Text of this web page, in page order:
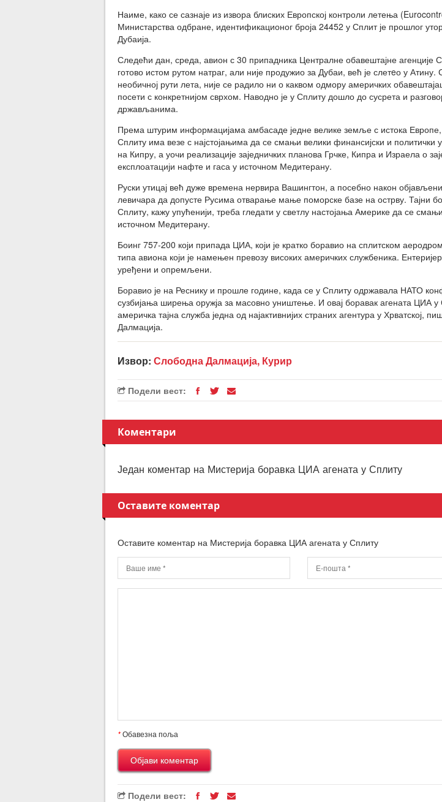
Наиме, како се сазнаје из извора блиских Европској контроли летења
Министарства одбране, идентификационог броја 24452 у Сплит је прошлог
Дубаија.
Следећи дан, среда, авион с 30 припадника Централне обавештајне агенције
готово истом рутом натраг, али није продужио за Дубаи, већ је слетeо у
необичној рути лета, није се радило ни о каквом одмору америчких
посети с конкретнијом сврхом. Наводно је у Сплиту дошло до сусрета и
држављанима.
Према штурим информацијама амбасаде једне велике земље с истока
Сплиту има везе с најстојањима да се смањи велики финансијски и политички
на Кипру, а уочи реализације заједничких планова Грчке, Кипра и Израела о
експлоатацији нафте и гаса у источном Медитерану.
Руски утицај већ дуже времена нервира Вашингтон, а посебно након
левичара да допусте Русима отварање мање поморске базе на острву. Тајни
Сплиту, кажу упућенији, треба гледати у светлу настојања Америке да се смањи
источном Медитерану.
Боинг 757-200 који припада ЦИА, који је кратко боравио на сплитском
типа авиона који је намењен превозу високих америчких службеника.
уређени и опремљени.
Боравио је на Реснику и прошле године, када се у Сплиту одржавала НАТО
сузбијања ширења оружја за масовно уништење. И овај боравак агената ЦИА у
америчка тајна служба једна од најактивнијих страних агентура у Хрватској,
Далмација.
Извор: Слободна Далмација, Курир
Подели вест:
Коментари
Један коментар на Мистерија боравка ЦИА агената у Сплиту
Оставите коментар
Оставите коментар на Мистерија боравка ЦИА агената у Сплиту
*Обавезна поља
Подели вест: